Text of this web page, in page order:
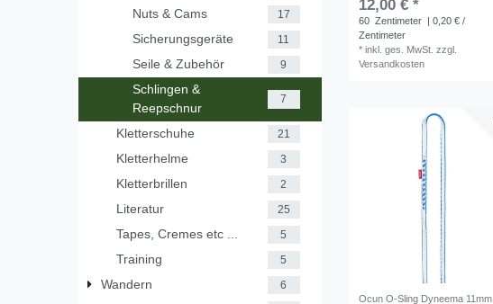
Nuts & Cams 17
Sicherungsgeräte 11
Seile & Zubehör 9
Schlingen &
Reepschnur
7
Kletterschuhe 21
Kletterhelme 3
Kletterbrillen 2
Literatur 25
Tapes, Cremes etc ... 5
Training 5
Wandern 6
12,00 € *
60 Zentimeter | 0,20 € /
Zentimeter
*inkl. ges. MwSt. zzgl.
Versandkosten
Ocun O-Sling Dyneema 11mm